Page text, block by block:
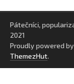
Pátečníci,
2021
Proudly powered by
ThemezHut.